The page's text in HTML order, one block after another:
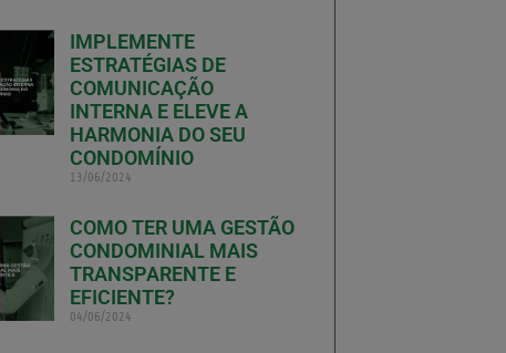
IMPLEMENTE
ESTRATÉGIAS DE
COMUNICAÇÃO
INTERNA E ELEVE A
HARMONIA DO SEU
CONDOMÍNIO
13/06/2024
COMO TER UMA GESTÃO
CONDOMINIAL MAIS
TRANSPARENTE E
EFICIENTE?
04/06/2024